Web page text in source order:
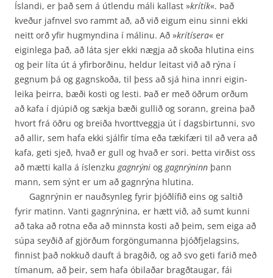
Íslandi, er það sem á útlendu máli kallast »krítík«. Það
kveður jafnvel svo rammt að, að við eigum einu sinni ekki
neitt orð yfir hugmyndina í málinu. Að »krítísera« er
eiginlega það, að láta sjer ekki nægja að skoða hlutina eins
og þeir líta út á yfirborðinu, heldur leitast við að rýna í
gegnum þá og gagnskoða, til þess að sjá hina innri eigin­
leika þeirra, bæði kosti og lesti. Það er með öðrum orðum
að kafa í djúpið og sækja bæði gullið og sorann, greina það
hvort frá öðru og breiða hvorttveggja út í dagsbirtunni, svo
að allir, sem hafa ekki sjálfir tíma eða tækifæri til að vera að
kafa, geti sjeð, hvað er gull og hvað er sori. Þetta virðist oss
að mætti kalla á íslenzku gagnrýni og gagnrýninn þann
mann, sem sýnt er um að gagnrýna hlutina.
Gagnrýnin er nauðsynleg fyrir þjóðlífið eins og saltið
fyrir matinn. Vanti gagnrýnina, er hætt við, að sumt kunni
að taka að rotna eða að minnsta kosti að þeim, sem eiga að
súpa seyðið af gjörðum forgöngumanna þjóðfjelagsins,
finnist það nokkuð dauft á bragðið, og að svo geti farið með
tímanum, að þeir, sem hafa óbilaðar bragðtaugar, fái